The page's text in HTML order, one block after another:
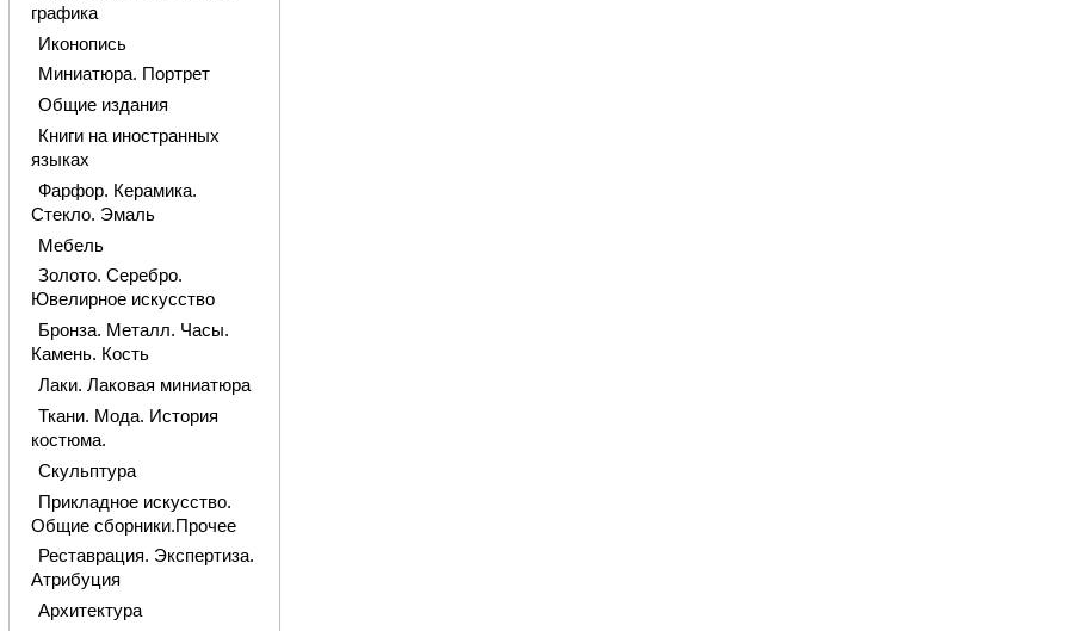
графика
Иконопись
Миниатюра. Портрет
Общие издания
Книги на иностранных
языках
Фарфор. Керамика.
Стекло. Эмаль
Мебель
Золото. Серебро.
Ювелирное искусство
Бронза. Металл. Часы.
Камень. Кость
Лаки. Лаковая миниатюра
Ткани. Мода. История
костюма.
Скульптура
Прикладное искусство.
Общие сборники.Прочее
Реставрация. Экспертиза.
Атрибуция
Архитектура